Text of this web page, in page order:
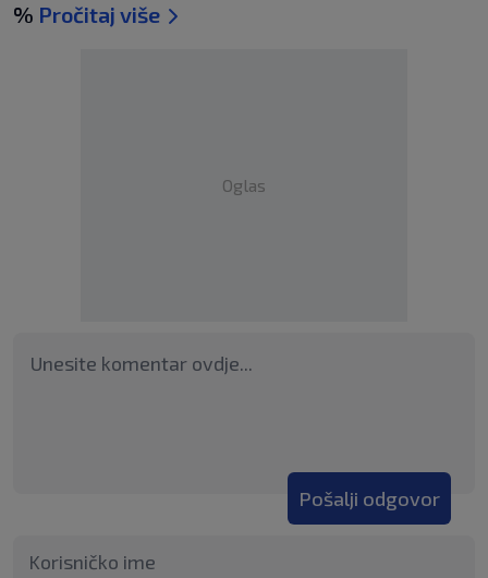
% Pročitaj više
Oglas
Pošalji odgovor